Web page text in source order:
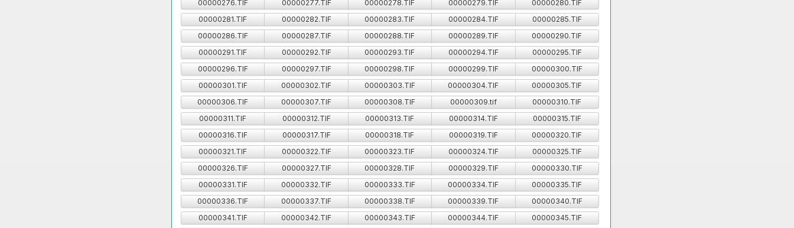
00000276.TIF
00000277.TIF 00000278.TIF 00000279.TIF
00000280.TIF
00000281.TIF
00000282.TIF 00000283.TIF 00000284.TIF
00000285.TIF
00000286.TIF
00000287.TIF 00000288.TIF 00000289.TIF
00000290.TIF
00000291.TIF
00000292.TIF 00000293.TIF 00000294.TIF
00000295.TIF
00000296.TIF
00000297.TIF 00000298.TIF 00000299.TIF
00000300.TIF
00000301.TIF
00000302.TIF 00000303.TIF 00000304.TIF
00000305.TIF
00000306.TIF
00000307.TIF 00000308.TIF 00000309.tif
00000310.TIF
00000311.TIF
00000312.TIF 00000313.TIF 00000314.TIF
00000315.TIF
00000316.TIF
00000317.TIF 00000318.TIF 00000319.TIF
00000320.TIF
00000321.TIF
00000322.TIF 00000323.TIF 00000324.TIF
00000325.TIF
00000326.TIF
00000327.TIF 00000328.TIF 00000329.TIF
00000330.TIF
00000331.TIF
00000332.TIF 00000333.TIF 00000334.TIF
00000335.TIF
00000336.TIF
00000337.TIF 00000338.TIF 00000339.TIF
00000340.TIF
00000341.TIF
00000342.TIF 00000343.TIF 00000344.TIF
00000345.TIF